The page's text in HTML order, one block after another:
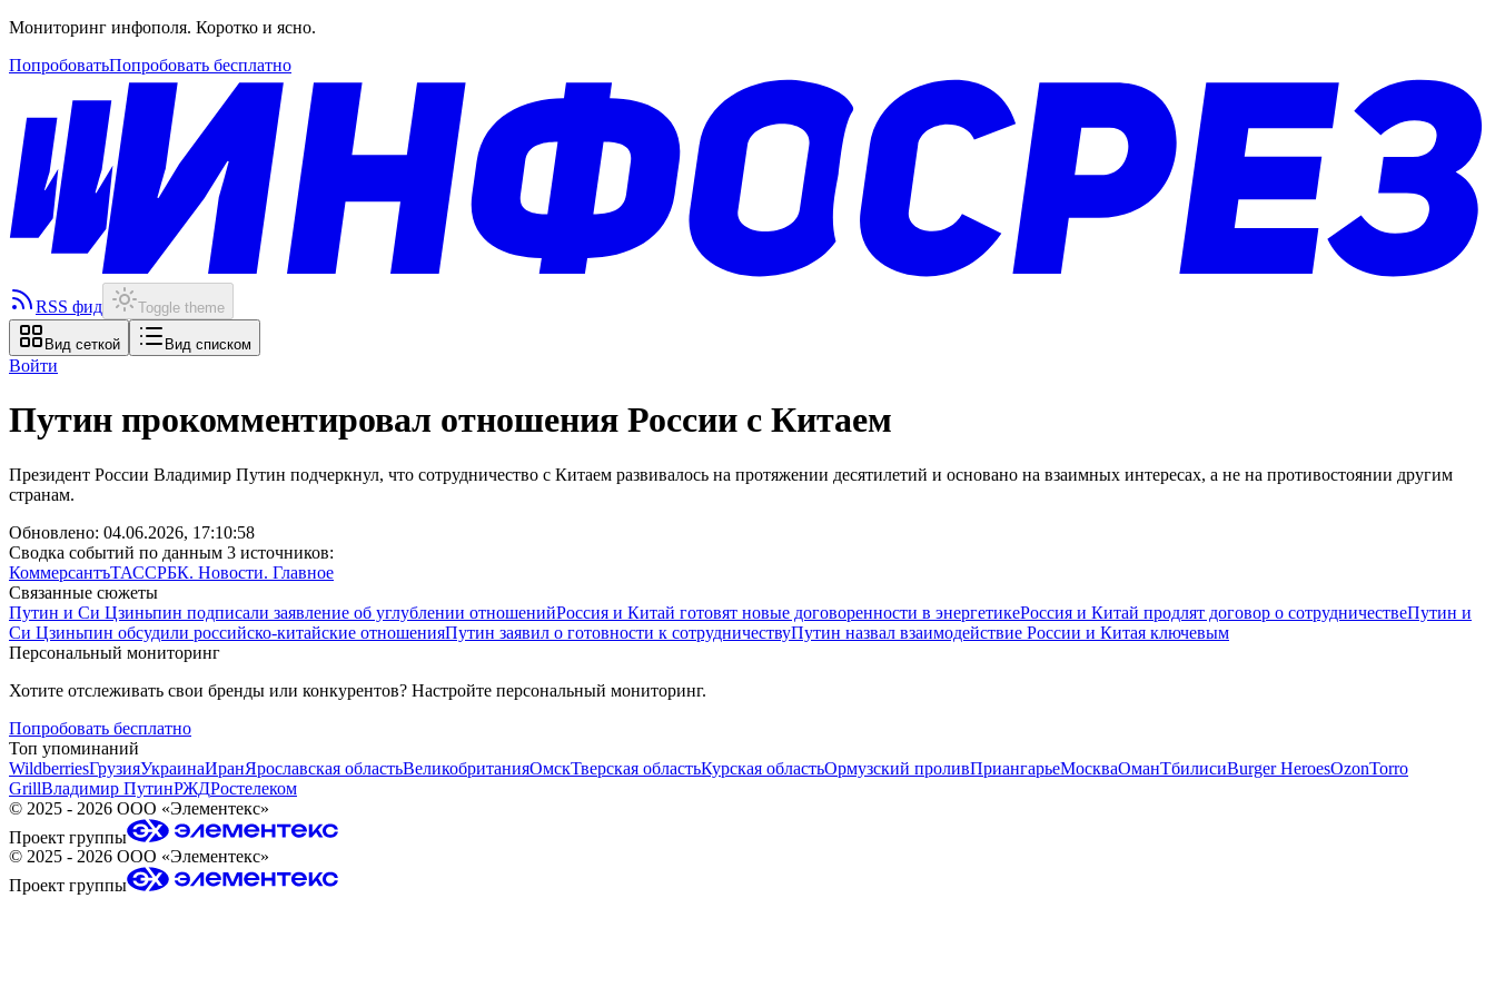
Мониторинг инфополя. Коротко и ясно.
ПопробоватьПопробовать бесплатно
RSS фид Toggle theme
Вид сеткой Вид списком
Войти
Путин прокомментировал отношения России с Китаем
Президент России Владимир Путин подчеркнул, что сотрудничество с Китаем развивалось на протяжении десятилетий и основано на взаимных интересах, а не на противостоянии другим
странам.
Обновлено: 04.06.2026, 17:10:58
Сводка событий по данным 3 источников:
КоммерсантъТАССРБК. Новости. Главное
Связанные сюжеты
Путин и Си Цзиньпин подписали заявление об углублении отношенийРоссия и Китай готовят новые договоренности в энергетикеРоссия и Китай продлят договор о сотрудничествеПутин и
Си Цзиньпин обсудили российско-китайские отношенияПутин заявил о готовности к сотрудничествуПутин назвал взаимодействие России и Китая ключевым
Персональный мониторинг
Хотите отслеживать свои бренды или конкурентов? Настройте персональный мониторинг.
Попробовать бесплатно
Топ упоминаний
WildberriesГрузияУкраинаИранЯрославская областьВеликобританияОмскТверская областьКурская областьОрмузский проливПриангарьеМоскваОманТбилисиBurger HeroesOzonTorro
GrillВладимир ПутинРЖДРостелеком
© 2025 - 2026 ООО «Элементекс»
Проект группы
© 2025 - 2026 ООО «Элементекс»
Проект группы